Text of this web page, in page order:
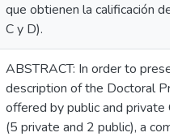
que obtienen la calificación de
C y D).
ABSTRACT: In order to
description of the Doctoral
offered by public and private
(5 private and 2 public), a